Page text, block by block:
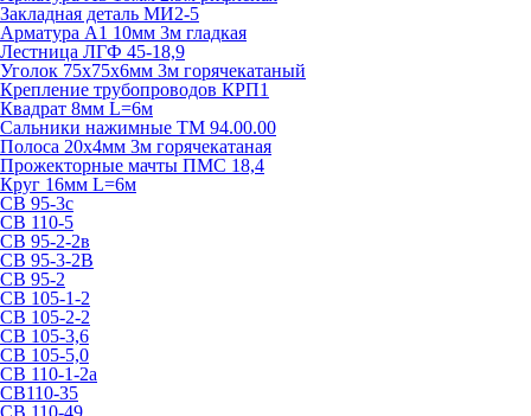
Закладная деталь МИ2-5
Арматура А1 10мм 3м гладкая
Лестница ЛГФ 45-18,9
Уголок 75х75х6мм 3м горячекатаный
Крепление трубопроводов КРП1
Квадрат 8мм L=6м
Сальники нажимные ТМ 94.00.00
Полоса 20х4мм 3м горячекатаная
Прожекторные мачты ПМС 18,4
Круг 16мм L=6м
СВ 95-3с
СВ 110-5
СВ 95-2-2в
СВ 95-3-2В
СВ 95-2
СВ 105-1-2
СВ 105-2-2
СВ 105-3,6
СВ 105-5,0
СВ 110-1-2а
СВ110-35
СВ 110-49